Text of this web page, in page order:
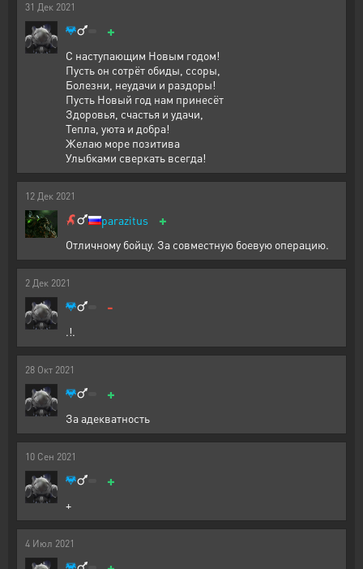
31 Дек 2021
+
С наступающим Новым годом!
Пусть он сотрёт обиды, ссоры,
Болезни, неудачи и раздоры!
Пусть Новый год нам принесёт
Здоровья, счастья и удачи,
Тепла, уюта и добра!
Желаю море позитива
Улыбками сверкать всегда!
12 Дек 2021
parazitus +
Отличному бойцу. За совместную боевую операцию.
2 Дек 2021
-
.!.
28 Окт 2021
+
За адекватность
10 Сен 2021
+
+
4 Июл 2021